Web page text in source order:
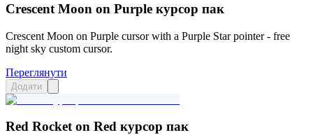
Crescent Moon on Purple курсор пак
Crescent Moon on Purple cursor with a Purple Star pointer - free
night sky custom cursor.
Переглянути
Додати
Red Rocket on Red курсор пак